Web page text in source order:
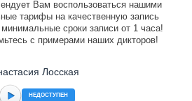
Вам воспользоваться нашими
тарифы на качественную запись
сроки записи от 1 часа!
с примерами наших дикторов!
Лосская
НЕДОСТУПЕН